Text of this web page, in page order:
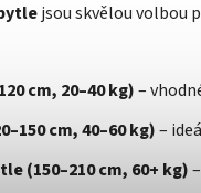
jsou skvělou volbou
cm, 20–40 kg)–
cm, 40–60 kg)–
(150–210 cm, 60+ kg)